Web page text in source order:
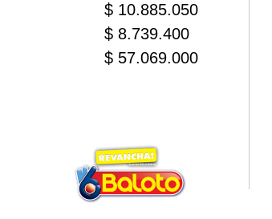
$ 10.885.050
$ 8.739.400
$ 57.069.000